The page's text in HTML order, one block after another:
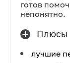
готов
непонятно.
Плюсы
лучшие